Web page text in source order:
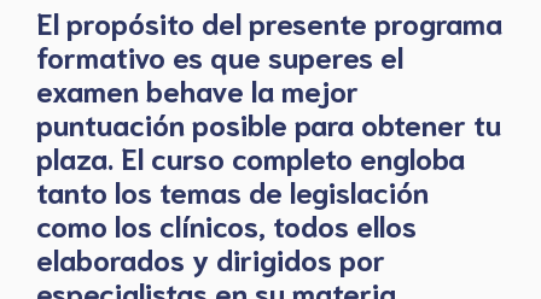
El propósito del presente programa
formativo es que superes el
examen behave la mejor
puntuación posible para obtener tu
plaza. El curso completo engloba
tanto los temas de legislación
como los clínicos, todos ellos
elaborados y dirigidos por
especialistas en su materia,